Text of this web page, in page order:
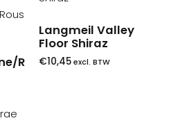
Roussanne
Langmeil Valley
Floor Shiraz
€10,45 excl. BTW